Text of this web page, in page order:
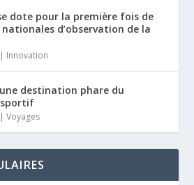
dote pour la première fois de
d’observation de la
| Innovation
une destination phare du
|Voyages